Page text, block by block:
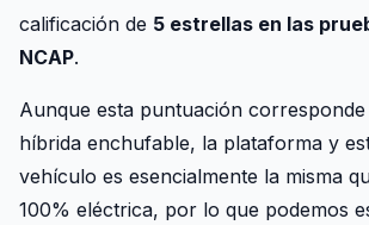
calificación de 5 estrellas en las
NCAP.
Aunque esta puntuación
híbrida enchufable, la plataforma y
vehículo es esencialmente la misma
100% eléctrica, por lo que podemos